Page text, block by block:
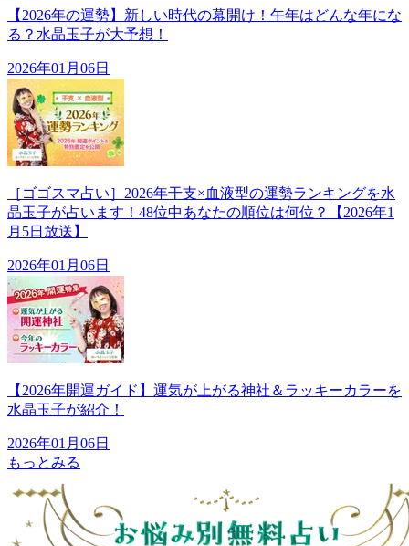
【2026年の運勢】新しい時代の幕開け！午年はどんな年にな
る？水晶玉子が大予想！
2026年01月06日
［ゴゴスマ占い］2026年干支×血液型の運勢ランキングを水
晶玉子が占います！48位中あなたの順位は何位？【2026年1
月5日放送】
2026年01月06日
【2026年開運ガイド】運気が上がる神社＆ラッキーカラーを
水晶玉子が紹介！
2026年01月06日
もっとみる